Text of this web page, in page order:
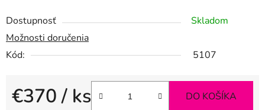
Dostupnosť
Skladom
Možnosti doručenia
Kód:
5107
€370/ ks DO KOŠÍKA